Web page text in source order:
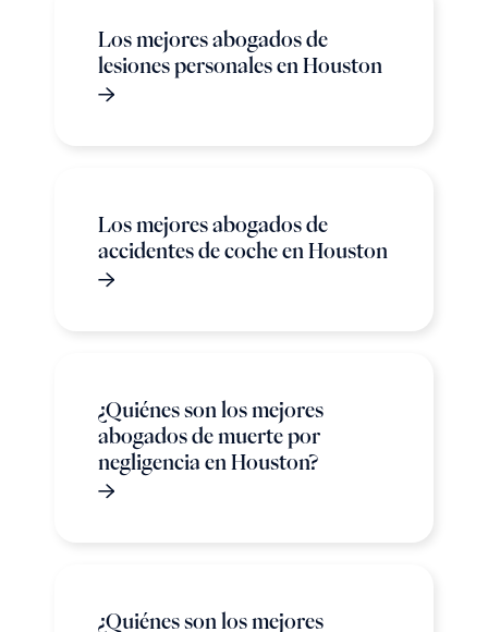
Los mejores abogados de
lesiones personales en Houston
Los mejores abogados de
accidentes de coche en Houston
¿Quiénes son los mejores
abogados de muerte por
negligencia en Houston?
¿Quiénes son los mejores